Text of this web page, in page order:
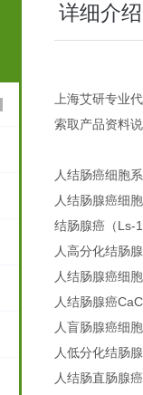
详细介绍
上海艾研专业
索取产品资料
人结肠癌细胞
人结肠腺癌细
结肠腺癌（Ls-
人高分化结肠
人结肠腺癌细
人结肠腺癌
人盲肠腺癌细
人低分化结肠
人结肠直肠腺